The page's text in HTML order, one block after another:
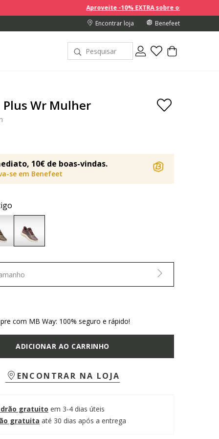
Aproveite -10% EXTRA sobre os preços com desconto
Encontrar loja
Benefeet
Plus Wr Mulher
10€ de boas-vindas.
se em Benefeet
com MB Way: 100% seguro e rápido!
ADICIONAR AO CARRINHO
ENCONTRAR NA LOJA
gratuito em 3-4 dias úteis
gratuita até 30 dias após a entrega